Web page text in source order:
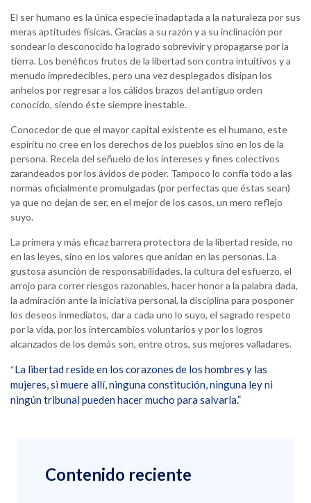
El ser humano es la única especie inadaptada a la naturaleza por sus
meras aptitudes físicas. Gracias a su razón y a su inclinación por
sondear lo desconocido ha logrado sobrevivir y propagarse por la
tierra. Los benéficos frutos de la libertad son contra intuitivos y a
menudo impredecibles, pero una vez desplegados disipan los
anhelos por regresar a los cálidos brazos del antiguo orden
conocido, siendo éste siempre inestable.
Conocedor de que el mayor capital existente es el humano, este
espíritu no cree en los derechos de los pueblos sino en los de la
persona. Recela del señuelo de los intereses y fines colectivos
zarandeados por los ávidos de poder. Tampoco lo confía todo a las
normas oficialmente promulgadas (por perfectas que éstas sean)
ya que no dejan de ser, en el mejor de los casos, un mero reflejo
suyo.
La primera y más eficaz barrera protectora de la libertad reside, no
en las leyes, sino en los valores que anidan en las personas. La
gustosa asunción de responsabilidades, la cultura del esfuerzo, el
arrojo para correr riesgos razonables, hacer honor a la palabra dada,
la admiración ante la iniciativa personal, la disciplina para posponer
los deseos inmediatos, dar a cada uno lo suyo, el sagrado respeto
por la vida, por los intercambios voluntarios y por los logros
alcanzados de los demás son, entre otros, sus mejores valladares.
“La libertad reside en los corazones de los hombres y las
mujeres, si muere allí, ninguna constitución, ninguna ley ni
ningún tribunal pueden hacer mucho para salvarla.”
Contenido reciente